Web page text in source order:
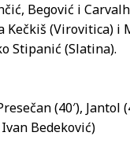
Begović i
(Virovitica) i
Stipanić (Slatina).
(40′), Jantol
Bedeković)